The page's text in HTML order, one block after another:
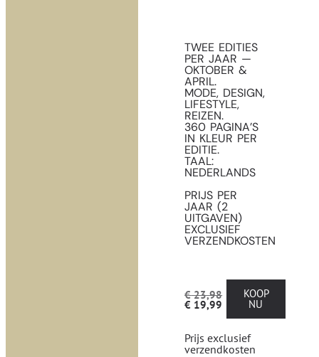
TWEE EDITIES
PER JAAR —
OKTOBER &
APRIL.
MODE, DESIGN,
LIFESTYLE,
REIZEN.
360 PAGINA’S
IN KLEUR PER
EDITIE.
TAAL:
NEDERLANDS
PRIJS PER
JAAR (2
UITGAVEN)
EXCLUSIEF
VERZENDKOSTEN
€23,98
€ 19,99
KOOP
NU
Prijs exclusief
verzendkosten